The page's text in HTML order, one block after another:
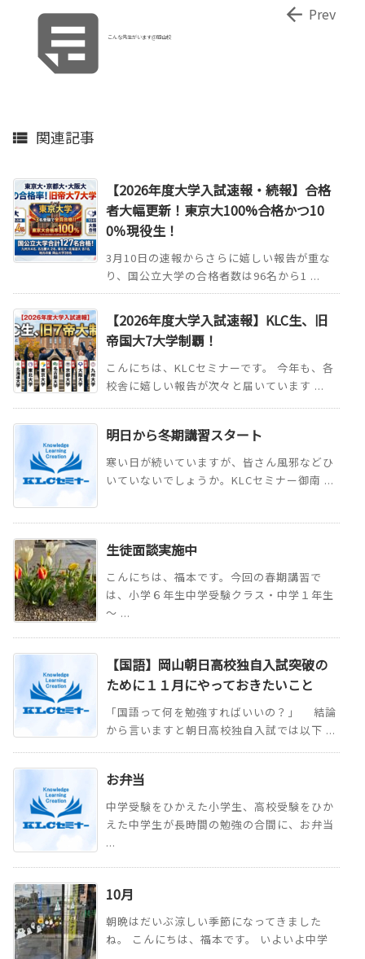
こんな先生がいます@岡山校
 Prev
 関連記事
【2026年度大学入試速報・続報】合格
者大幅更新！東京大100%合格かつ10
0％現役生！
3月10日の速報からさらに嬉しい報告が重な
り、国公立大学の合格者数は96名から1 ...
【2026年度大学入試速報】KLC生、旧
帝国大7大学制覇！
こんにちは、KLCセミナーです。 今年も、各
校舎に嬉しい報告が次々と届いています ...
明日から冬期講習スタート
寒い日が続いていますが、皆さん風邪などひ
いていないでしょうか。KLCセミナー御南 ...
生徒面談実施中
こんにちは、福本です。今回の春期講習で
は、小学６年生中学受験クラス・中学１年生
～ ...
【国語】岡山朝日高校独自入試突破の
ために１１月にやっておきたいこと
「国語って何を勉強すればいいの？」 結論
から言いますと朝日高校独自入試では以下 ...
お弁当
中学受験をひかえた小学生、高校受験をひか
えた中学生が長時間の勉強の合間に、お弁当
...
10月
朝晩はだいぶ涼しい季節になってきました
ね。 こんにちは、福本です。 いよいよ中学